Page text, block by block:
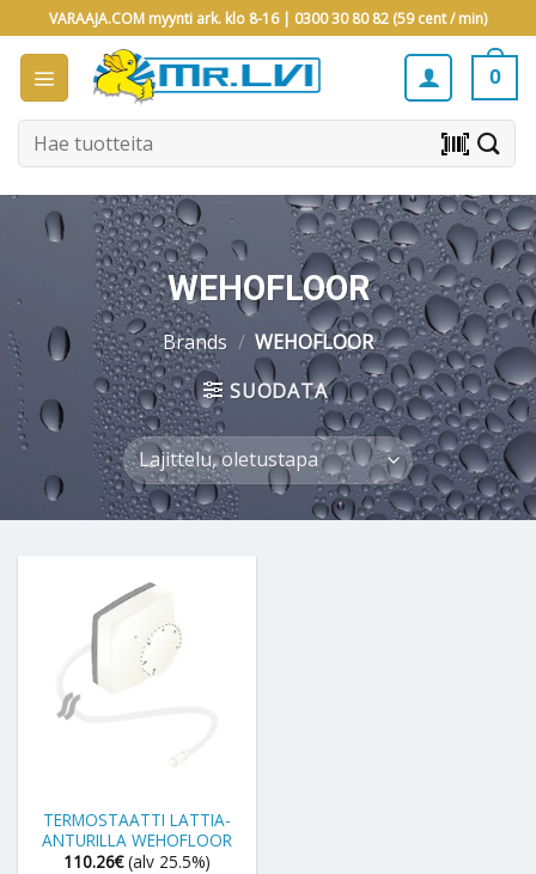
to
content
VARAAJA.COM myynti ark. klo 8-16 | 0300 30 80 82 (59 cent / min)
0
Etsi: barcode_scanner
WEHOFLOOR
Brands / WEHOFLOOR
SUODATA
TERMOSTAATTI LATTIA-
ANTURILLA WEHOFLOOR
110.26€ (alv 25.5%)